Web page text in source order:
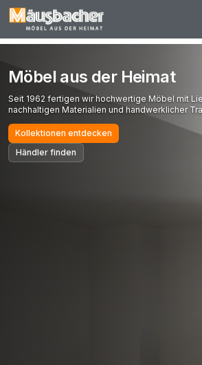
Möbel aus der Heimat
Seit 1962 fertigen wir hochwertige Möbel mit
nachhaltigen Materialien und handwerklicher
Kollektionen entdecken
Händler finden